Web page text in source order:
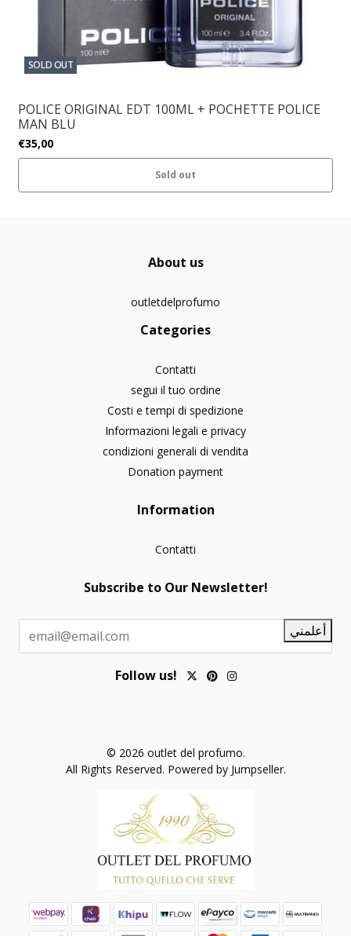
SOLD OUT
POLICE ORIGINAL EDT 100ML + POCHETTE POLICE
MAN BLU
€35,00
Sold out
About us
outletdelprofumo
Categories
Contatti
segui il tuo ordine
Costi e tempi di spedizione
Informazioni legali e privacy
condizioni generali di vendita
Donation payment
Information
Contatti
Subscribe to Our Newsletter!
أعلمني
Follow us!
© 2026 outlet del profumo.
All Rights Reserved. Powered by Jumpseller.